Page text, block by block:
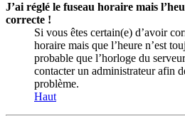
J’ai réglé le fuseau horaire mais
correcte !
Si vous êtes certain(e) d’avoir
horaire mais que l’heure n’est
probable que l’horloge du
contacter un administrateur afin
problème.
Haut